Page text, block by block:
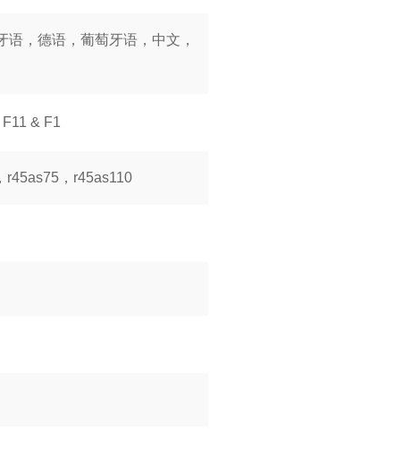
，德语，葡萄牙语，中文，
& F1
r45as75，r45as110